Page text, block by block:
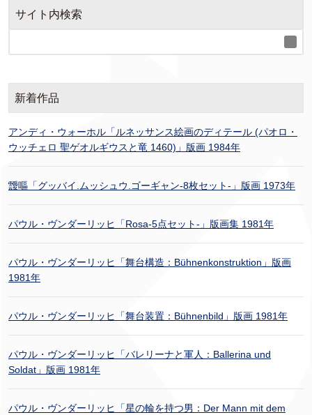
サイト内検索
新着作品
アンディ・ウォーホル「ルネッサンス絵画のディテール (パオロ・
ウッチェロ 聖ゲオルギウスと竜 1460)」版画 1984年
靉嘔「グッバイ.ムッシュウ.ゴーギャン-8枚セット-」版画 1973年
パウル・ヴンダーリッヒ「Rosa-5点セット-」版画集 1981年
パウル・ヴンダーリッヒ「舞台構造：Bühnenkonstruktion」版画
1981年
パウル・ヴンダーリッヒ「舞台装置：Bühnenbild」版画 1981年
パウル・ヴンダーリッヒ「バレリーナと軍人：Ballerina und
Soldat」版画 1981年
パウル・ヴンダーリッヒ「星の輪を持つ男：Der Mann mit dem